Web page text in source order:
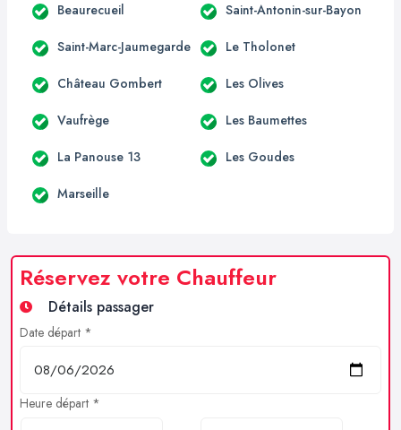
Beaurecueil Saint-Antonin-sur-Bayon
Saint-Marc-Jaumegarde Le Tholonet
Château Gombert Les Olives
Vaufrège Les Baumettes
La Panouse 13 Les Goudes
Marseille
Réservez votre Chauffeur
Détails passager
Date départ *
Heure départ *